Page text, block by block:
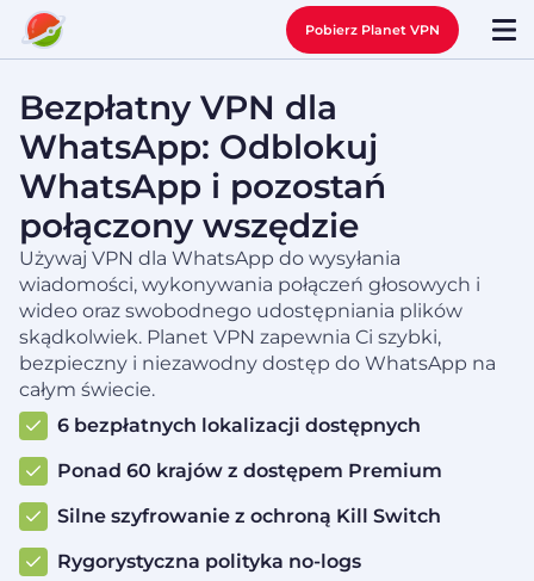
Pobierz Planet VPN
Bezpłatny VPN dla
WhatsApp: Odblokuj
WhatsApp i pozostań
połączony wszędzie
Używaj VPN dla WhatsApp do wysyłania
wiadomości, wykonywania połączeń głosowych i
wideo oraz swobodnego udostępniania plików
skądkolwiek. Planet VPN zapewnia Ci szybki,
bezpieczny i niezawodny dostęp do WhatsApp na
całym świecie.
6 bezpłatnych lokalizacji dostępnych
Ponad 60 krajów z dostępem Premium
Silne szyfrowanie z ochroną Kill Switch
Rygorystyczna polityka no‑logs